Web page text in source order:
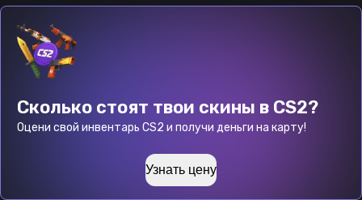
Сколько стоят твои скины в CS2?
Оцени свой инвентарь CS2 и получи деньги на карту!
Узнать цену